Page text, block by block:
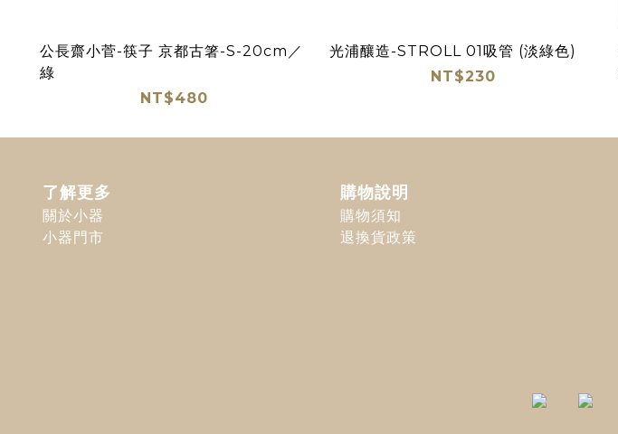
公長齋小菅-筷子 京都古箸-S-20cm／
綠
NT$480
光浦釀造-STROLL 01吸管 (淡綠色)
NT$230
了解更多
關於小器
小器門市
購物說明
購物須知
退換貨政策